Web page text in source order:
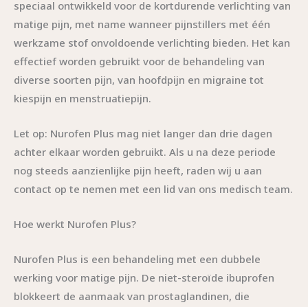
speciaal ontwikkeld voor de kortdurende verlichting van
matige pijn, met name wanneer pijnstillers met één
werkzame stof onvoldoende verlichting bieden. Het kan
effectief worden gebruikt voor de behandeling van
diverse soorten pijn, van hoofdpijn en migraine tot
kiespijn en menstruatiepijn.
Let op: Nurofen Plus mag niet langer dan drie dagen
achter elkaar worden gebruikt. Als u na deze periode
nog steeds aanzienlijke pijn heeft, raden wij u aan
contact op te nemen met een lid van ons medisch team.
Hoe werkt Nurofen Plus?
Nurofen Plus is een behandeling met een dubbele
werking voor matige pijn. De niet-steroïde ibuprofen
blokkeert de aanmaak van prostaglandinen, die